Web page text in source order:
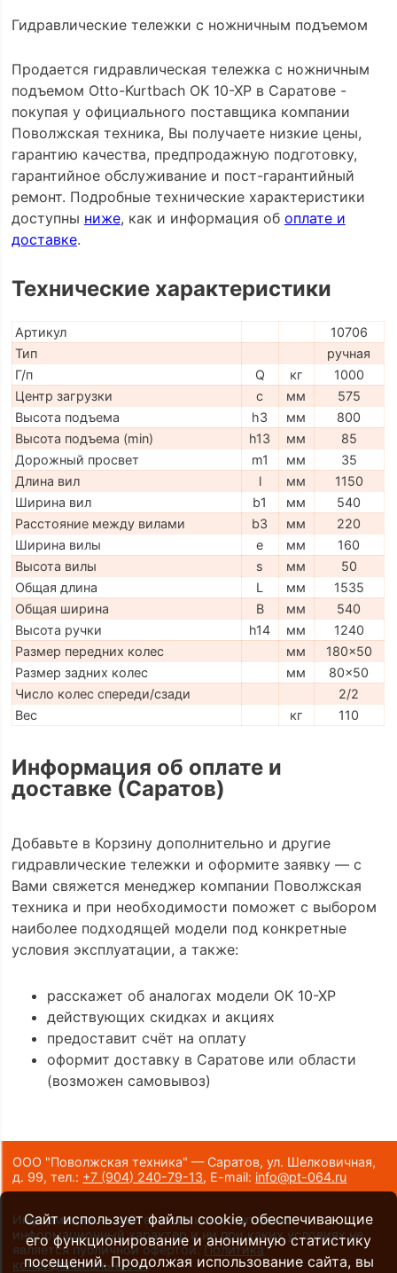
Гидравлические тележки с ножничным подъемом
Продается гидравлическая тележка с ножничным
подъемом Otto-Kurtbach OK 10-XP в Саратове -
покупая у официального поставщика компании
Поволжская техника, Вы получаете низкие цены,
гарантию качества, предпродажную подготовку,
гарантийное обслуживание и пост-гарантийный
ремонт. Подробные технические характеристики
доступны ниже, как и информация об оплате и
доставке.
Технические характеристики
Артикул
10706
Тип
ручная
Г/п
Q кг
1000
Центр загрузки
c мм
575
Высота подъема
h3 мм
800
Высота подъема (min)
h13 мм
85
Дорожный просвет
m1 мм
35
Длина вил
l мм
1150
Ширина вил
b1 мм
540
Расстояние между вилами
b3 мм
220
Ширина вилы
e мм
160
Высота вилы
s мм
50
Общая длина
L мм
1535
Общая ширина
B мм
540
Высота ручки
h14 мм
1240
Размер передних колес
мм
180x50
Размер задних колес
мм
80x50
Число колес спереди/сзади
2/2
Вес
кг 110
Информация об оплате и
доставке (Саратов)
Добавьте в Корзину дополнительно и другие
гидравлические тележки и оформите заявку — с
Вами свяжется менеджер компании Поволжская
техника и при необходимости поможет с выбором
наиболее подходящей модели под конкретные
условия эксплуатации, а также:
расскажет об аналогах модели OK 10-XP
действующих скидках и акциях
предоставит счёт на оплату
оформит доставку в Саратове или области
(возможен самовывоз)
ООО "Поволжская техника" — Саратов, ул. Шелковичная,
д. 99,тел.: +7 (904) 240-79-13, E-mail: info@pt-064.ru
Информация на сайте носит исключительно
информационный характер и ни при каких условиях не
является публичной офертой. Политика
конфиденциальности.
Сайт использует файлы cookie, обеспечивающие
его функционирование и анонимную статистику
посещений. Продолжая использование сайта, вы